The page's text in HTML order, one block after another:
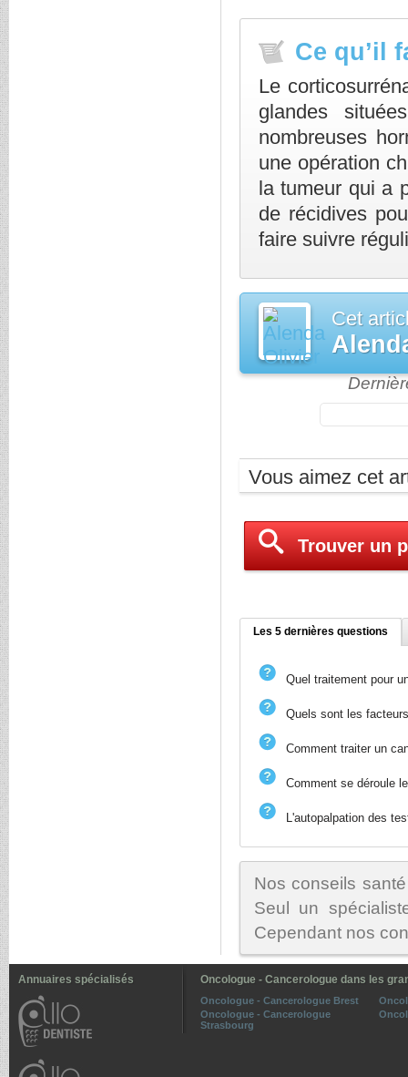
Ce qu’il
Le
glandes
nombreuses
une opération
la tumeur qui a
de récidives
faire suivre
Cet
Vous aimez cet
Trouver un
Les 5 dernières questions
Quel traitement pour
Quels sont les
Comment traiter un
Comment se déroule
L'autopalpation des
Nos conseils
Seul un
Cependant nos
Annuaires spécialisés Oncologue - Cancerologue dans les
Oncologue - Cancerologue Brest
Oncologue - Cancerologue
Strasbourg